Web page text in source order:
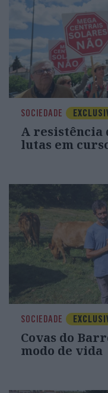
SOCIEDADE
A resistência
lutas em
SOCIEDADE
Covas do
modo de vida